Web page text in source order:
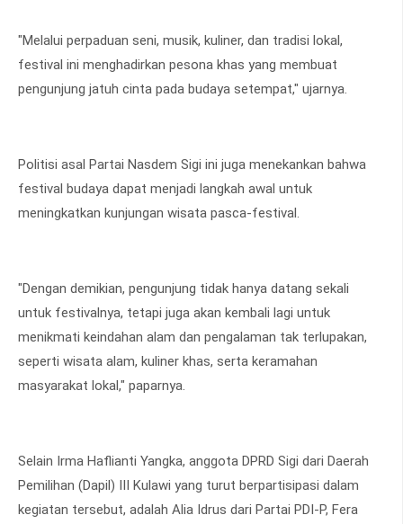
"Melalui perpaduan seni, musik, kuliner, dan tradisi lokal,
festival ini menghadirkan pesona khas yang membuat
pengunjung jatuh cinta pada budaya setempat," ujarnya.
Politisi asal Partai Nasdem Sigi ini juga menekankan bahwa
festival budaya dapat menjadi langkah awal untuk
meningkatkan kunjungan wisata pasca-festival.
"Dengan demikian, pengunjung tidak hanya datang sekali
untuk festivalnya, tetapi juga akan kembali lagi untuk
menikmati keindahan alam dan pengalaman tak terlupakan,
seperti wisata alam, kuliner khas, serta keramahan
masyarakat lokal," paparnya.
Selain Irma Haflianti Yangka, anggota DPRD Sigi dari Daerah
Pemilihan (Dapil) III Kulawi yang turut berpartisipasi dalam
kegiatan tersebut, adalah Alia Idrus dari Partai PDI-P, Fera